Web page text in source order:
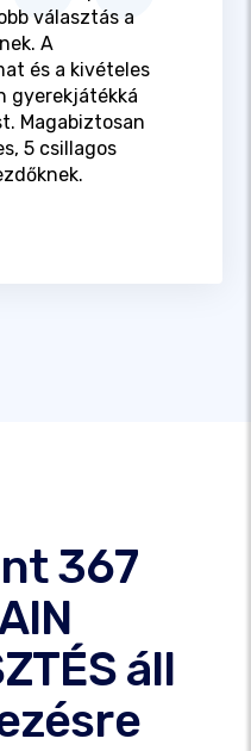
választás a
A
és a kivételes
gyerekjátékká
Magabiztosan
5 csillagos
367
áll